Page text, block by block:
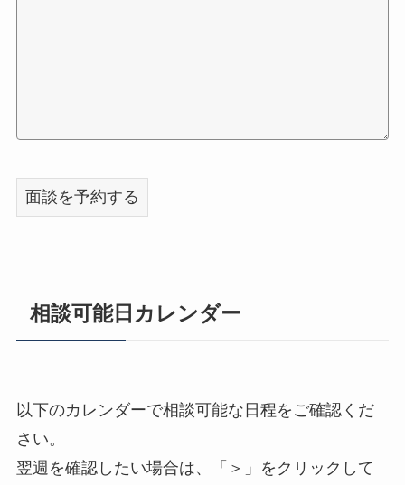
相談可能日カレンダー
以下のカレンダーで相談可能な日程をご確認くだ
さい。
翌週を確認したい場合は、「＞」をクリックして